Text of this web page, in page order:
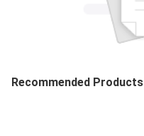
Recommended Products